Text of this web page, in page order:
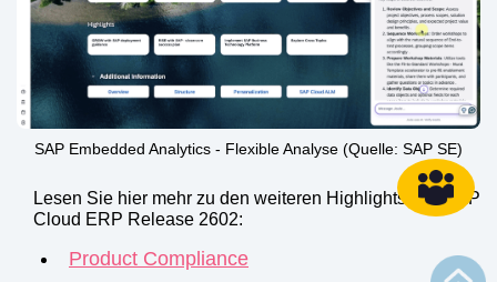
SAP Embedded Analytics - Flexible Analyse (Quelle: SAP SE)
Lesen Sie hier mehr zu den weiteren Highlights des SAP
Cloud ERP Release 2602:
Product Compliance